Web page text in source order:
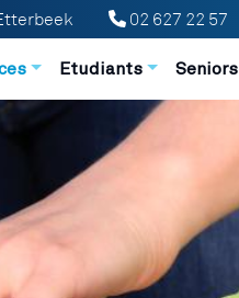
02 627 22 57
Etudiants Seniors